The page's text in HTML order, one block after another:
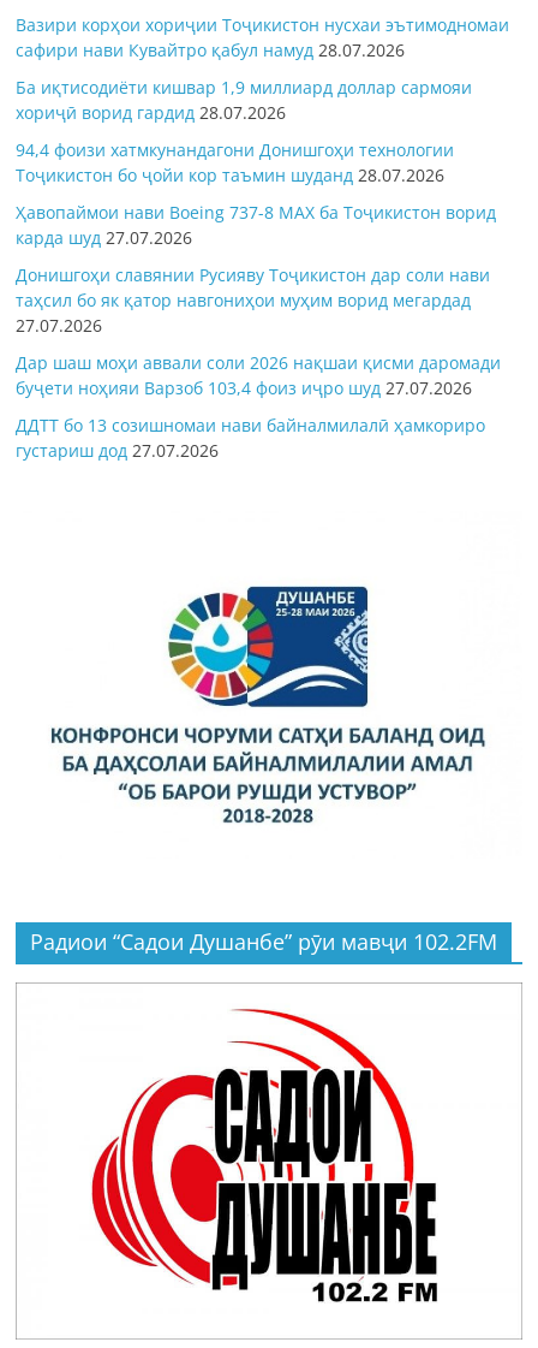
Вазири корҳои хориҷии Тоҷикистон нусхаи эътимодномаи
сафири нави Кувайтро қабул намуд 28.07.2026
Ба иқтисодиёти кишвар 1,9 миллиард доллар сармояи
хориҷӣ ворид гардид 28.07.2026
94,4 фоизи хатмкунандагони Донишгоҳи технологии
Тоҷикистон бо ҷойи кор таъмин шуданд 28.07.2026
Ҳавопаймои нави Boeing 737-8 MAX ба Тоҷикистон ворид
карда шуд 27.07.2026
Донишгоҳи славянии Русияву Тоҷикистон дар соли нави
таҳсил бо як қатор навгониҳои муҳим ворид мегардад
27.07.2026
Дар шаш моҳи аввали соли 2026 нақшаи қисми даромади
буҷети ноҳияи Варзоб 103,4 фоиз иҷро шуд 27.07.2026
ДДТТ бо 13 созишномаи нави байналмилалӣ ҳамкориро
густариш дод 27.07.2026
Радиои “Садои Душанбе” рӯи мавҷи 102.2FM